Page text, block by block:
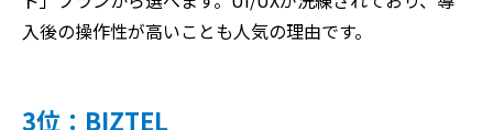
入後の操作性が高いことも人気の理由です。
3位：BIZTEL